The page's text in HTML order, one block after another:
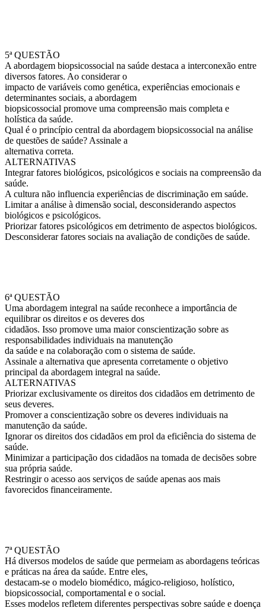
5ª QUESTÃO
A abordagem biopsicossocial na saúde destaca a interconexão entre
diversos fatores. Ao considerar o
impacto de variáveis como genética, experiências emocionais e
determinantes sociais, a abordagem
biopsicossocial promove uma compreensão mais completa e
holística da saúde.
Qual é o princípio central da abordagem biopsicossocial na análise
de questões de saúde? Assinale a
alternativa correta.
ALTERNATIVAS
Integrar fatores biológicos, psicológicos e sociais na compreensão da
saúde.
A cultura não influencia experiências de discriminação em saúde.
Limitar a análise à dimensão social, desconsiderando aspectos
biológicos e psicológicos.
Priorizar fatores psicológicos em detrimento de aspectos biológicos.
Desconsiderar fatores sociais na avaliação de condições de saúde.
6ª QUESTÃO
Uma abordagem integral na saúde reconhece a importância de
equilibrar os direitos e os deveres dos
cidadãos. Isso promove uma maior conscientização sobre as
responsabilidades individuais na manutenção
da saúde e na colaboração com o sistema de saúde.
Assinale a alternativa que apresenta corretamente o objetivo
principal da abordagem integral na saúde.
ALTERNATIVAS
Priorizar exclusivamente os direitos dos cidadãos em detrimento de
seus deveres.
Promover a conscientização sobre os deveres individuais na
manutenção da saúde.
Ignorar os direitos dos cidadãos em prol da eficiência do sistema de
saúde.
Minimizar a participação dos cidadãos na tomada de decisões sobre
sua própria saúde.
Restringir o acesso aos serviços de saúde apenas aos mais
favorecidos financeiramente.
7ª QUESTÃO
Há diversos modelos de saúde que permeiam as abordagens teóricas
e práticas na área da saúde. Entre eles,
destacam-se o modelo biomédico, mágico-religioso, holístico,
biopsicossocial, comportamental e o social.
Esses modelos refletem diferentes perspectivas sobre saúde e doença